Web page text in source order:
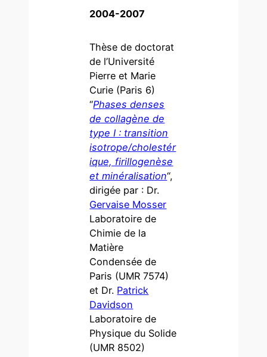
2004-2007
Thèse de doctorat
de l’Université
Pierre et Marie
Curie (Paris 6)
“Phases denses
de collagène de
type I : transition
isotrope/cholestér
ique, firillogenèse
et minéralisation“,
dirigée par : Dr.
Gervaise Mosser
Laboratoire de
Chimie de la
Matière
Condensée de
Paris (UMR 7574)
et Dr. Patrick
Davidson
Laboratoire de
Physique du Solide
(UMR 8502)